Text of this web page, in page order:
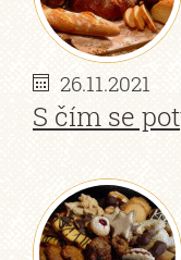
26.11.2021
S čím se